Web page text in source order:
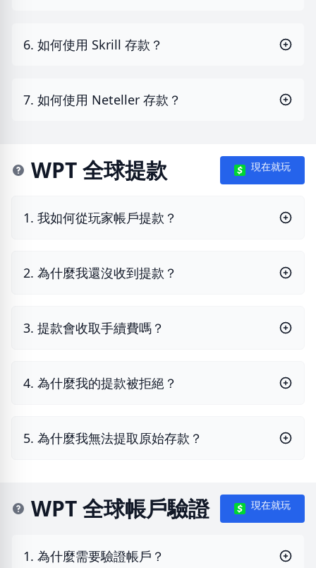
6. 如何使用 Skrill 存款？
7. 如何使用 Neteller 存款？
WPT 全球提款 現在就玩
1. 我如何從玩家帳戶提款？
2. 為什麼我還沒收到提款？
3. 提款會收取手續費嗎？
4. 為什麼我的提款被拒絕？
5. 為什麼我無法提取原始存款？
WPT 全球帳戶驗證 現在就玩
1. 為什麼需要驗證帳戶？